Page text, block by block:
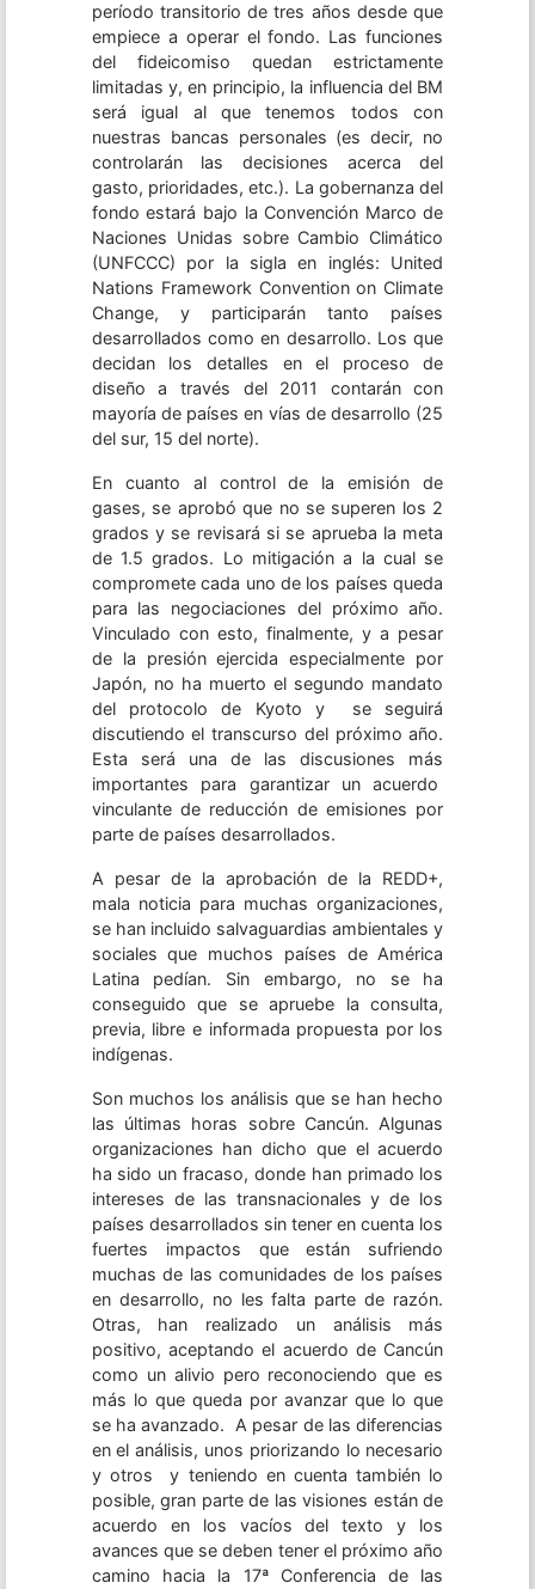
período transitorio de tres años desde que
empiece a operar el fondo. Las funciones
del fideicomiso quedan estrictamente
limitadas y, en principio, la influencia del BM
será igual al que tenemos todos con
nuestras bancas personales (es decir, no
controlarán las decisiones acerca del
gasto, prioridades, etc.). La gobernanza del
fondo estará bajo la Convención Marco de
Naciones Unidas sobre Cambio Climático
(UNFCCC) por la sigla en inglés: United
Nations Framework Convention on Climate
Change, y participarán tanto países
desarrollados como en desarrollo. Los que
decidan los detalles en el proceso de
diseño a través del 2011 contarán con
mayoría de países en vías de desarrollo (25
del sur, 15 del norte).
En cuanto al control de la emisión de
gases, se aprobó que no se superen los 2
grados y se revisará si se aprueba la meta
de 1.5 grados. Lo mitigación a la cual se
compromete cada uno de los países queda
para las negociaciones del próximo año.
Vinculado con esto, finalmente, y a pesar
de la presión ejercida especialmente por
Japón, no ha muerto el segundo mandato
del protocolo de Kyoto y se seguirá
discutiendo el transcurso del próximo año.
Esta será una de las discusiones más
importantes para garantizar un acuerdo
vinculante de reducción de emisiones por
parte de países desarrollados.
A pesar de la aprobación de la REDD+,
mala noticia para muchas organizaciones,
se han incluido salvaguardias ambientales y
sociales que muchos países de América
Latina pedían. Sin embargo, no se ha
conseguido que se apruebe la consulta,
previa, libre e informada propuesta por los
indígenas.
Son muchos los análisis que se han hecho
las últimas horas sobre Cancún. Algunas
organizaciones han dicho que el acuerdo
ha sido un fracaso, donde han primado los
intereses de las transnacionales y de los
países desarrollados sin tener en cuenta los
fuertes impactos que están sufriendo
muchas de las comunidades de los países
en desarrollo, no les falta parte de razón.
Otras, han realizado un análisis más
positivo, aceptando el acuerdo de Cancún
como un alivio pero reconociendo que es
más lo que queda por avanzar que lo que
se ha avanzado. A pesar de las diferencias
en el análisis, unos priorizando lo necesario
y otros y teniendo en cuenta también lo
posible, gran parte de las visiones están de
acuerdo en los vacíos del texto y los
avances que se deben tener el próximo año
camino hacia la 17ª Conferencia de las